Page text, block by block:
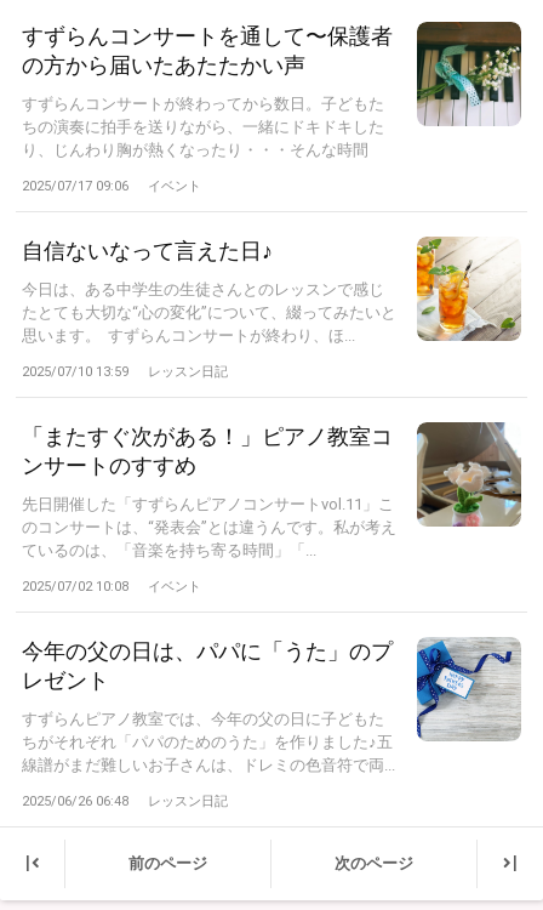
すずらんコンサートを通して〜保護者
の方から届いたあたたかい声
すずらんコンサートが終わってから数日。子どもた
ちの演奏に拍手を送りながら、一緒にドキドキした
り、じんわり胸が熱くなったり・・・そんな時間
2025/07/17 09:06 イベント
自信ないなって言えた日♪
今日は、ある中学生の生徒さんとのレッスンで感じ
たとても大切な“心の変化”について、綴ってみたいと
思います。 すずらんコンサートが終わり、ほ...
2025/07/10 13:59 レッスン日記
「またすぐ次がある！」ピアノ教室コ
ンサートのすすめ
先日開催した「すずらんピアノコンサートvol.11」こ
のコンサートは、“発表会”とは違うんです。私が考え
ているのは、「音楽を持ち寄る時間」「...
2025/07/02 10:08 イベント
今年の父の日は、パパに「うた」のプ
レゼント
すずらんピアノ教室では、今年の父の日に子どもた
ちがそれぞれ「パパのためのうた」を作りました♪五
線譜がまだ難しいお子さんは、ドレミの色音符で両...
2025/06/26 06:48 レッスン日記
前のページ 次のページ